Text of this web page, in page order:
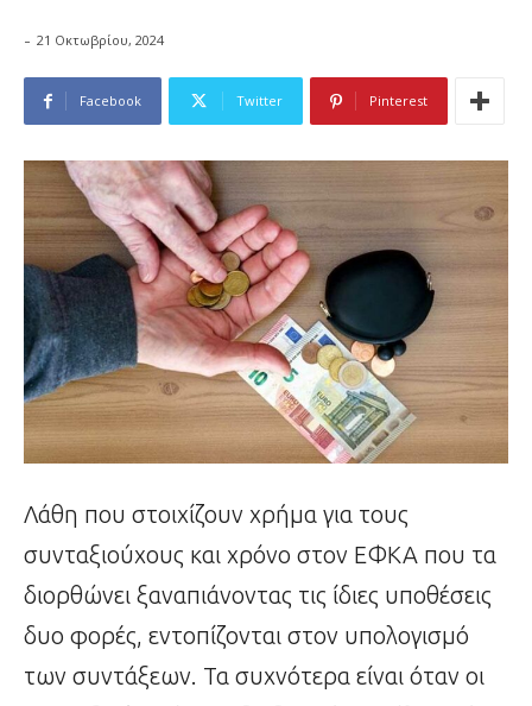
- 21 Οκτωβρίου, 2024
Facebook Twitter Pinterest
Λάθη που στοιχίζουν χρήμα για τους
συνταξιούχους και χρόνο στον ΕΦΚΑ που τα
διορθώνει ξαναπιάνοντας τις ίδιες υποθέσεις
δυο φορές, εντοπίζονται στον υπολογισμό
των συντάξεων. Τα συχνότερα είναι όταν οι